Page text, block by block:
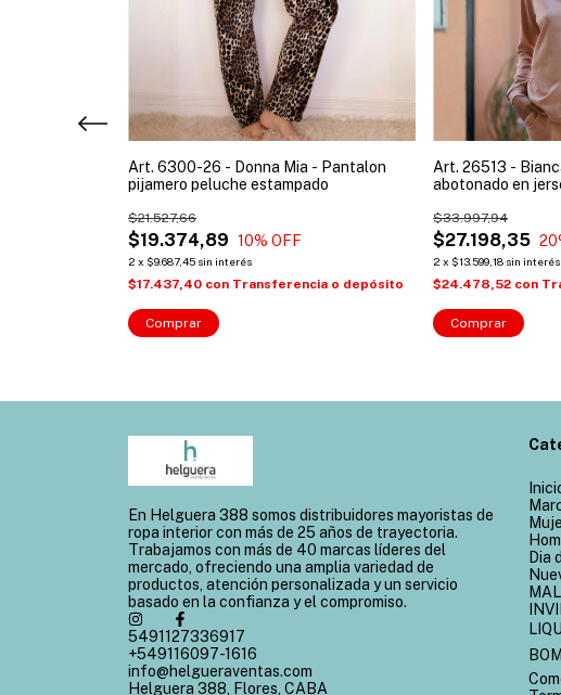
Art. 6300-26 - Donna Mia - Pantalon
pijamero peluche estampado
$19.374,89
$21.527,66
10% OFF
2 x $9.687,45 sin interés
$17.437,40 con Transferencia o depósito
Comprar
Art. 26513 -
abotonado en
$27.198,35
$33.997,94
20
2 x $13.599,18 sin interés
$24.478,52 con
Comprar
En Helguera 388 somos distribuidores mayoristas de
ropa interior con más de 25 años de trayectoria.
Trabajamos con más de 40 marcas líderes del
mercado, ofreciendo una amplia variedad de
productos, atención personalizada y un servicio
basado en la confianza y el compromiso.
5491127336917
+549116097-1616
info@helgueraventas.com
Helguera 388, Flores, CABA
Dia